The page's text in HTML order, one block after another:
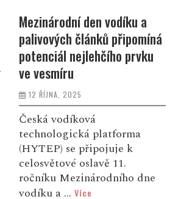
Mezinárodní den vodíku a
palivových článků připomíná
potenciál nejlehčího prvku
ve vesmíru
12 ŘÍJNA, 2025
Česká vodíková
technologická platforma
(HYTEP) se připojuje k
celosvětové oslavě 11.
ročníku Mezinárodního dne
vodíku a ... Více